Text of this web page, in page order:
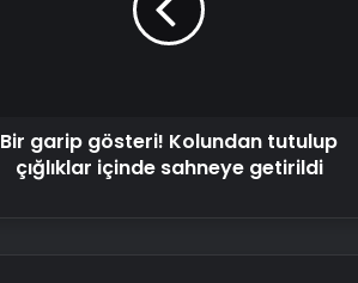
Bir garip gösteri! Kolundan tutulup
çığlıklar içinde sahneye getirildi